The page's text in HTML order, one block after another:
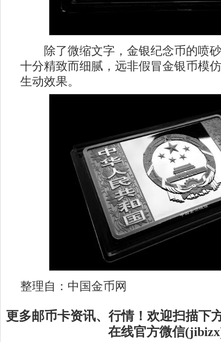
除了微缩文字，金银纪念币的喷砂
十分精致而细腻，远非假冒金银币模
生动效果。
整理自：中国金币网
更多邮币卡资讯、行情！欢迎扫描下
在线官方微信